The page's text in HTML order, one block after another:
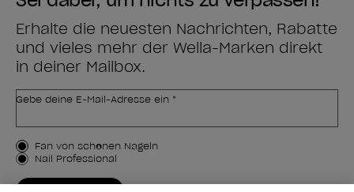
Erhalte die neuesten Nachrichten, Rabatte
und vieles mehr der Wella-Marken direkt
in deiner Mailbox.
Gebe deine E-Mail-Adresse ein *
Kundenart
Fan von schönen Nägeln
Nail Professional